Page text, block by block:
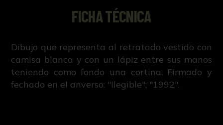
FICHA TÉCNICA
Dibujo que representa al retratado vestido con
camisa blanca y con un lápiz entre sus manos
teniendo como fondo una cortina. Firmado y
fechado en el anverso: "Ilegible"; "1992".